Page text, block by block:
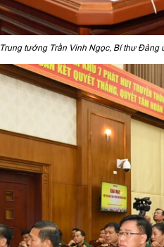
Trung tướng Trần Vinh Ngọc, Bí thư Đảng